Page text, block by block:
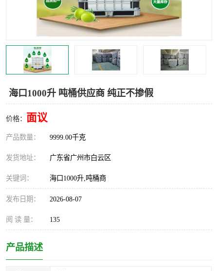
海口1000升 吨桶供应商 纯正不掺假
价格： 面议
产品数量： 9999.00千克
发货地址： 广东省广州市白云区
关键词： 海口1000升,吨桶商
发布日期： 2026-08-07
阅 读 量： 135
产品描述